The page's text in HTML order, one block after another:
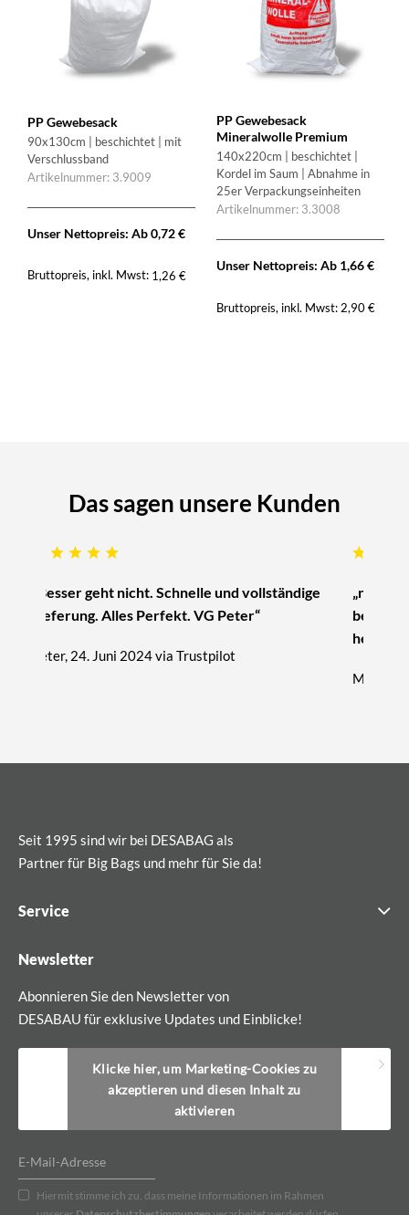
PP Gewebesack
90x130cm | beschichtet | mit
Verschlussband
Artikelnummer: 3.9009
Unser Nettopreis: Ab0,72€
Bruttopreis, inkl. Mwst: 1,26 €
PP Gewebesack
Mineralwolle Premium
140x220cm | beschichtet |
Kordel im Saum | Abnahme in
25er Verpackungseinheiten
Artikelnummer: 3.3008
Unser Nettopreis: Ab 1,66€
Bruttopreis, inkl. Mwst: 2,90€
Das sagen unsere Kunden
„Besser geht nicht. Schnelle und vollständige
Lieferung. Alles Perfekt. VG Peter“
Peter, 24. Juni 2024 via Trustpilot
„nur zu
Michael,
Seit 1995 sind wir bei DESABAG als
Partner für Big Bags und mehr für Sie da!
Service
Newsletter
Abonnieren Sie den Newsletter von
DESABAU für exklusive Updates und Einblicke!
Klicke hier, um Marketing-Cookies zu
akzeptieren und diesen Inhalt zu
aktivieren
Hiermit stimme ich zu, dass meine Informationen im Rahmen